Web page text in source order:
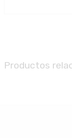
Productos